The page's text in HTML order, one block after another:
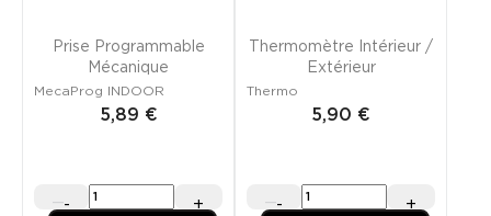
Prise Programmable
Mécanique
MecaProg INDOOR
5,89 €
- +
Thermomètre Intérieur /
Extérieur
Thermo
5,90 €
- +